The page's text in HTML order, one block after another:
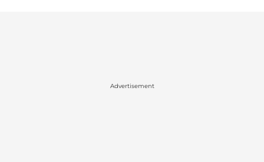
Advertisement